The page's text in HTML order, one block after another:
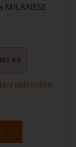
Kč
upřesníme.